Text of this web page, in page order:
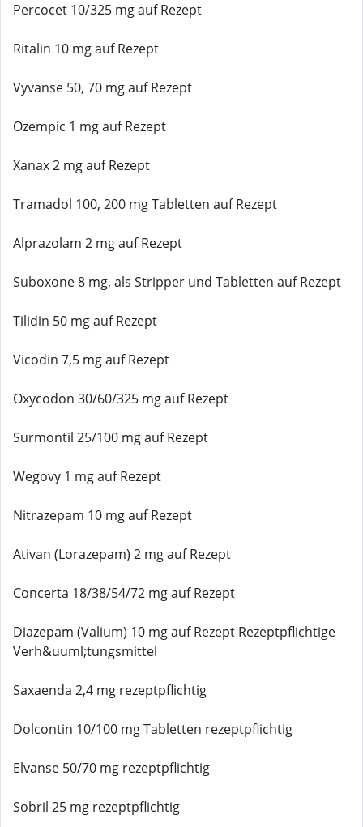
Percocet 10/325 mg auf Rezept
Ritalin 10 mg auf Rezept
Vyvanse 50, 70 mg auf Rezept
Ozempic 1 mg auf Rezept
Xanax 2 mg auf Rezept
Tramadol 100, 200 mg Tabletten auf Rezept
Alprazolam 2 mg auf Rezept
Suboxone 8 mg, als Stripper und Tabletten auf Rezept
Tilidin 50 mg auf Rezept
Vicodin 7,5 mg auf Rezept
Oxycodon 30/60/325 mg auf Rezept
Surmontil 25/100 mg auf Rezept
Wegovy 1 mg auf Rezept
Nitrazepam 10 mg auf Rezept
Ativan (Lorazepam) 2 mg auf Rezept
Concerta 18/38/54/72 mg auf Rezept
Diazepam (Valium) 10 mg auf Rezept Rezeptpflichtige
Verh&uuml;tungsmittel
Saxaenda 2,4 mg rezeptpflichtig
Dolcontin 10/100 mg Tabletten rezeptpflichtig
Elvanse 50/70 mg rezeptpflichtig
Sobril 25 mg rezeptpflichtig